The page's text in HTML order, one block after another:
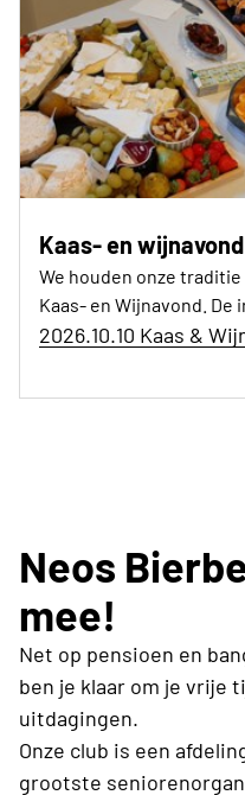
Kaas- en wijnavond
We houden onze
Kaas- en Wijnavond.
2026.10.10 Kaas &
Neos
mee!
Net op pensioen en
ben je klaar om je vrije
uitdagingen.
Onze club is een
grootste